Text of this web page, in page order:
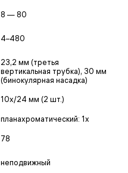
8 — 80
4–480
23,2 мм (третья
вертикальная трубка), 30 мм
(бинокулярная насадка)
10x/24 мм (2 шт.)
планахроматический: 1х
78
неподвижный